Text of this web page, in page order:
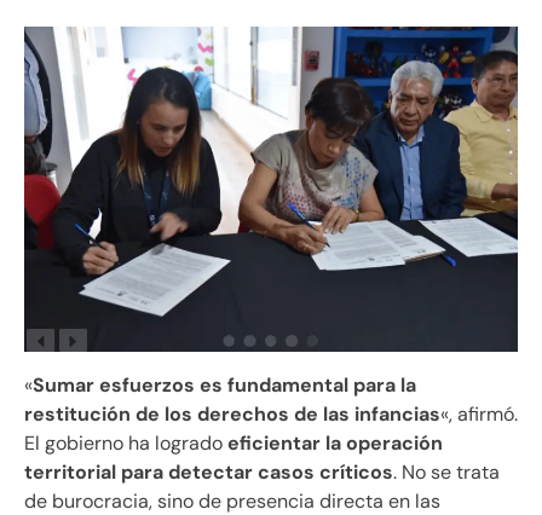
«Sumar esfuerzos es fundamental para la
restitución de los derechos de las infancias«, afirmó.
El gobierno ha logradoeficientar la operación
territorial para detectar casos críticos. No se trata
de burocracia, sino de presencia directa en las